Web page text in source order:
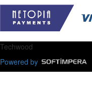
Techwood
Powered by